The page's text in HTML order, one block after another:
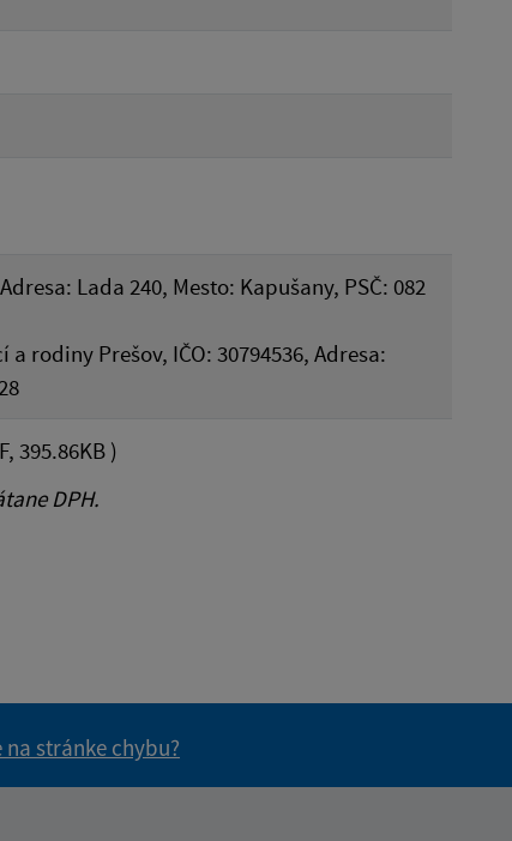
Lada 240, Mesto: Kapušany, PSČ: 082
rodiny Prešov, IČO: 30794536, Adresa:
395.86KB )
DPH.
na stránke chybu?